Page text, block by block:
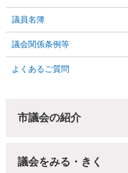
議員名簿
議会関係条例等
よくあるご質問
市議会の紹介
議会をみる・きく